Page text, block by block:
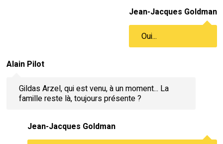
Jean-Jacques Goldman
Oui...
Alain Pilot
Gildas Arzel, qui est venu, à un moment... La
famille reste là, toujours présente ?
Jean-Jacques Goldman